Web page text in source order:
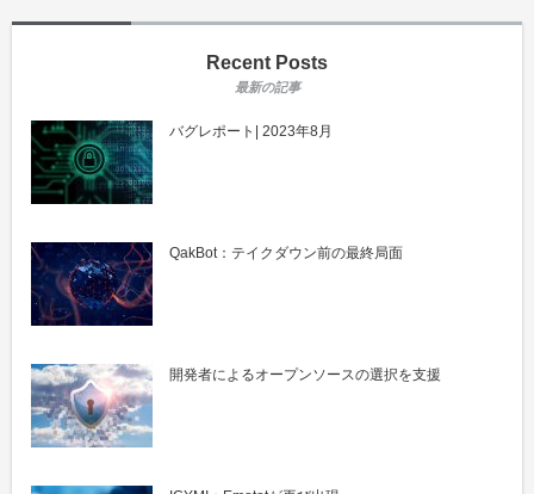
Recent Posts
バグレポート| 2023年8月
QakBot：テイクダウン前の最終局面
開発者によるオープンソースの選択を支援